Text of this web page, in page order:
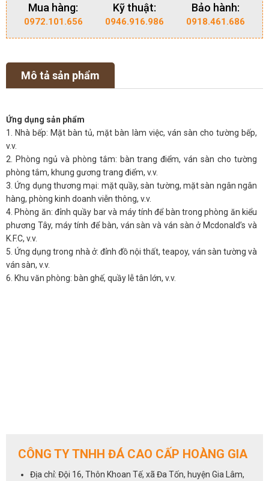
Mua hàng:
0972.101.656
Kỹ thuật:
0946.916.986
Bảo hành:
0918.461.686
Mô tả sản phẩm
Ứng dụng sản phẩm
1. Nhà bếp: Mặt bàn tủ, mặt bàn làm việc, ván sàn cho tường bếp,
v.v.
2. Phòng ngủ và phòng tắm: bàn trang điểm, ván sàn cho tường
phòng tắm, khung gương trang điểm, v.v.
3. Ứng dụng thương mại: mặt quầy, sàn tường, mặt sàn ngân ngân
hàng, phòng kinh doanh viễn thông, v.v.
4. Phòng ăn: đỉnh quầy bar và máy tính để bàn trong phòng ăn kiểu
phương Tây, máy tính để bàn, ván sàn và ván sàn ở Mcdonald’s và
K.F.C, v.v.
5. Ứng dụng trong nhà ở: đỉnh đồ nội thất, teapoy, ván sàn tường và
ván sàn, v.v.
6. Khu văn phòng: bàn ghế, quầy lễ tân lớn, v.v.
CÔNG TY TNHH ĐÁ CAO CẤP HOÀNG GIA
Địa chỉ: Đội 16, Thôn Khoan Tế, xã Đa Tốn, huyện Gia Lâm,